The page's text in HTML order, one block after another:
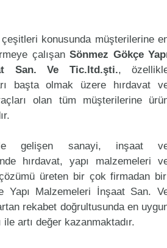
konusunda müşterilerine
çalışanSönmez Gökçe
San. Ve Tic.ltd.şti.,
başta olmak üzere hırdavat
olan tüm müşterilerine
gelişen sanayi, inşaat
hırdavat, yapı malzemeleri
üreten bir çok firmadan
Yapı Malzemeleri İnşaat San.
rekabet doğrultusunda en
ile artı değer kazanmaktadır.